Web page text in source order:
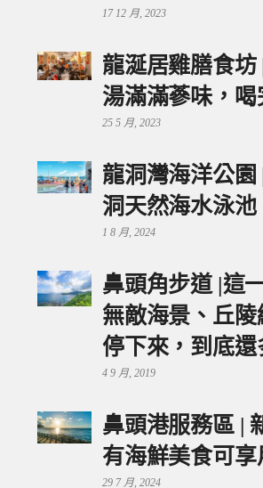
17 12 月, 2023
龍涎居雞膳食
湯滿滿蔘味，喝
25 5 月, 2023
龍洞灣海洋公
洞天然海水泳
1 8 月, 2024
鼻頭角步道 |這
無敵海景、丘
停下來，到底還
4 9 月, 2019
鼻頭港服務區 |
有海鮮美食可享
29 7 月, 2024